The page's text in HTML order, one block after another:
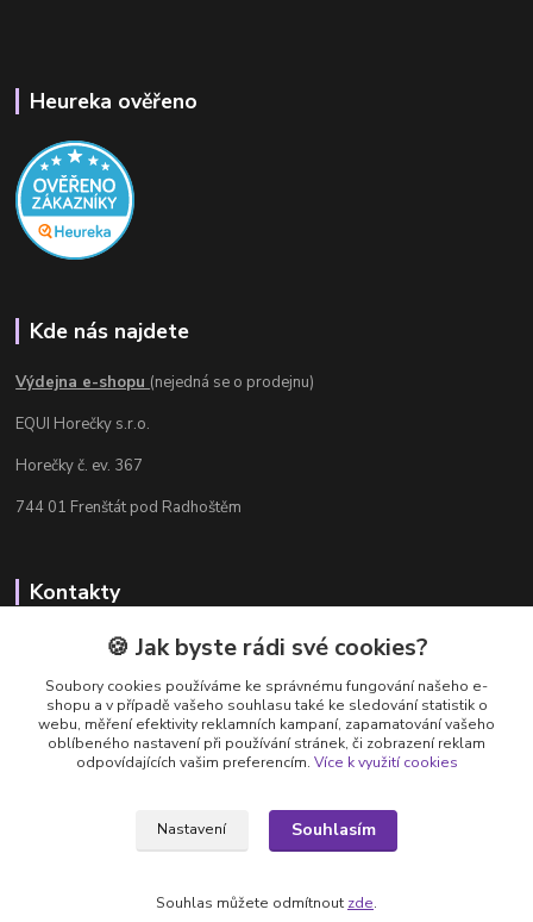
Heureka ověřeno
Kde nás najdete
Výdejna e-shopu (nejedná se o prodejnu)
EQUI Horečky s.r.o.
Horečky č. ev. 367
744 01 Frenštát pod Radhoštěm
Kontakty
Radka Chamrádová
+420 737 484 708
Výdejna e-shopu: Po-Ne, 8-20 hod.
info@equi-horecky.cz
Frenštát pod Radhoštěm, C 93460 vedená u Krajského soudu v Ostravě
🍪 Jak byste rádi své cookies?
Soubory cookies používáme ke správnému fungování našeho e-
shopu a v případě vašeho souhlasu také ke sledování statistik o
webu, měření efektivity reklamních kampaní, zapamatování vašeho
oblíbeného nastavení při používání stránek, či zobrazení reklam
odpovídajících vašim preferencím. Více k využití cookies
Nastavení Souhlasím
Souhlas můžete odmítnout zde.